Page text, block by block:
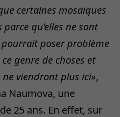
certaines mosaïques
qu’elles ne sont
poser problème
genre de choses et
viendront plus ici»,
Naumova, une
25 ans. En effet, sur